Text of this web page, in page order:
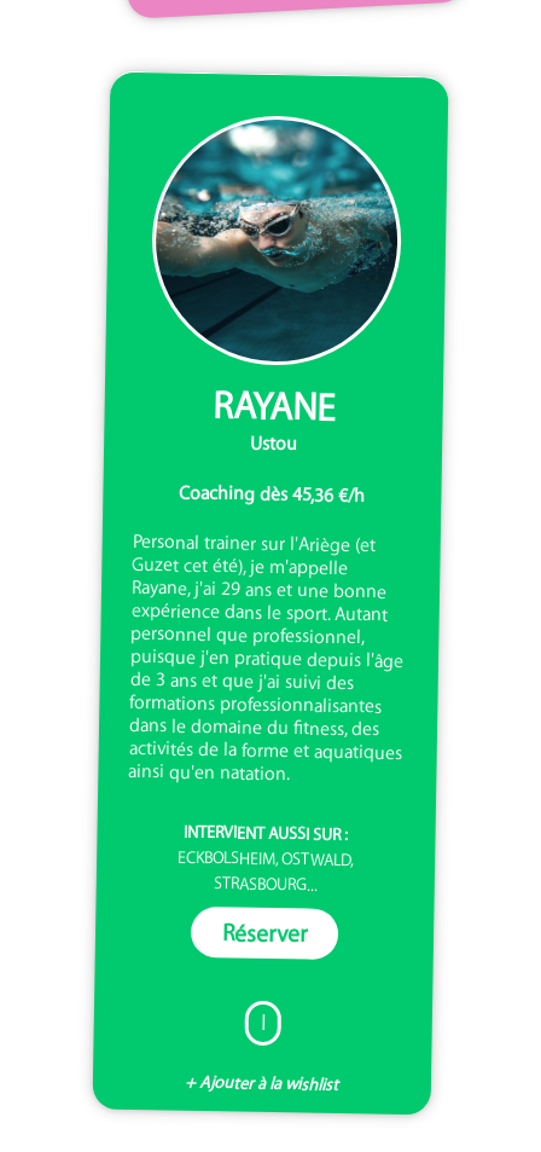
RAYANE
Ustou
Coaching dès 45,36 €/h
Personal trainer sur l'Ariège (et
Guzet cet été), je m'appelle
Rayane, j'ai 29 ans et une bonne
expérience dans le sport. Autant
personnel que professionnel,
puisque j'en pratique depuis l'âge
de 3 ans et que j'ai suivi des
formations professionnalisantes
dans le domaine du fitness, des
activités de la forme et aquatiques
ainsi qu'en natation.
INTERVIENT AUSSI SUR :
ECKBOLSHEIM, OSTWALD,
STRASBOURG...
Réserver
I
+ Ajouter à la wishlist